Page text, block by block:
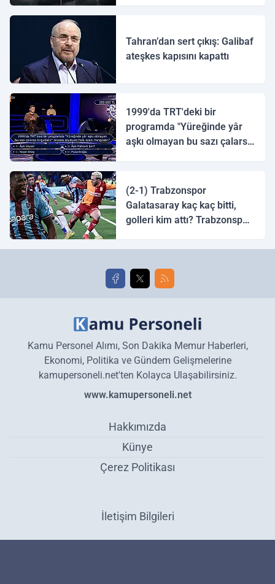
Tahran’dan sert çıkış: Galibaf
ateşkes kapısını kapattı
1999'da TRT'deki bir
programda "Yüreğinde yâr
aşkı olmayan bu sazı çalarsa
(2-1) Trabzonspor
Galatasaray kaç kaç bitti,
golleri kim attı? Trabzonspor
golleri!
Kamu Personel Alımı, Son Dakika Memur Haberleri,
Ekonomi, Politika ve Gündem Gelişmelerine
kamupersoneli.net'ten Kolayca Ulaşabilirsiniz.
www.kamupersoneli.net
Hakkımızda
Künye
Çerez Politikası
İletişim Bilgileri